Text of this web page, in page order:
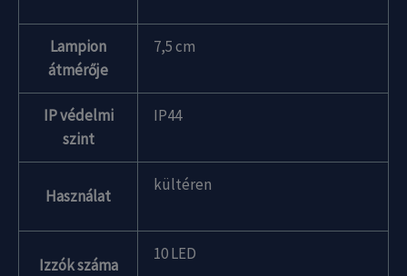
Lampion
átmérője
7,5 cm
IP védelmi
szint
IP44
Használat
kültéren
Izzók száma
10 LED